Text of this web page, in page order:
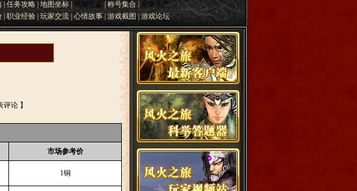
|任务攻略|地图坐标|怪物图鉴|称号集合|采集生产
|职业经验|玩家交流|心情故事| 游戏截图|游戏论坛
评论】
市场参考价
1铜